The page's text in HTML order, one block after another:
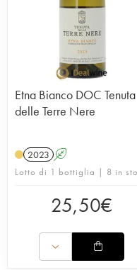
Etna Bianco DOC Tenuta
delle Terre Nere
2023 A
Lotto di 1 bottiglia | 8 in
25,50€